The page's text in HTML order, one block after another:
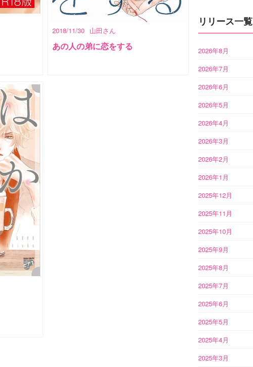
2018/11/30 山田さん
あの人の弟に恋をする
リリース一覧
2026年8月
2026年7月
2026年6月
2026年5月
2026年4月
2026年3月
2026年2月
2026年1月
2025年12月
2025年11月
2025年10月
2025年9月
2025年8月
2025年7月
2025年6月
2025年5月
2025年4月
2025年3月